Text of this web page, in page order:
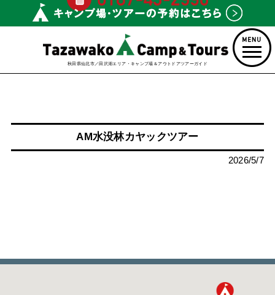
秋田県仙北市／田沢湖エリア・キャンプ場＆アウトドアツアーガイド
AM水没林カヤックツアー
2026/5/7